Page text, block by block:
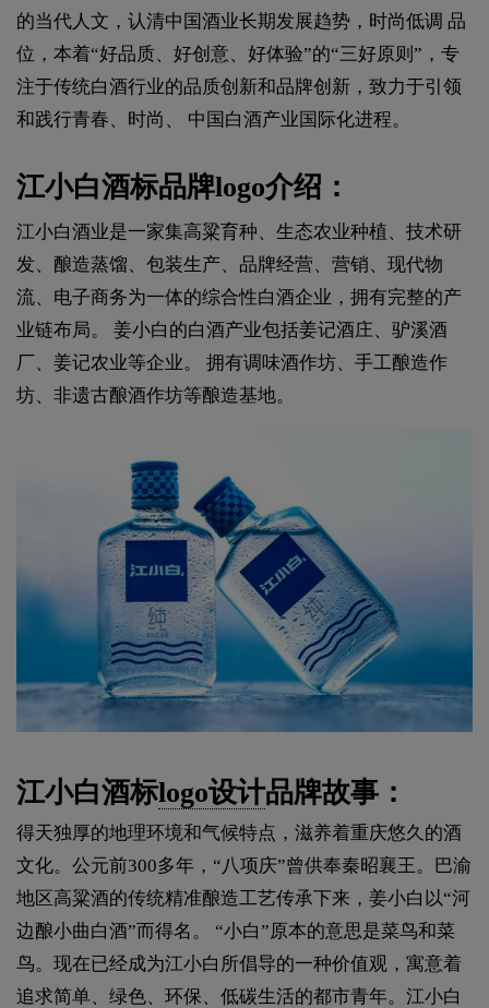
的当代人文，认清中国酒业长期发展趋势，时尚低调 品
位，本着“好品质、好创意、好体验”的“三好原则”，专
注于传统白酒行业的品质创新和品牌创新，致力于引领
和践行青春、时尚、 中国白酒产业国际化进程。
江小白酒标品牌logo介绍：
江小白酒业是一家集高粱育种、生态农业种植、技术研
发、酿造蒸馏、包装生产、品牌经营、营销、现代物
流、电子商务为一体的综合性白酒企业，拥有完整的产
业链布局。 姜小白的白酒产业包括姜记酒庄、驴溪酒
厂、姜记农业等企业。 拥有调味酒作坊、手工酿造作
坊、非遗古酿酒作坊等酿造基地。
江小白酒标logo设计品牌故事：
得天独厚的地理环境和气候特点，滋养着重庆悠久的酒
文化。公元前300多年，“八项庆”曾供奉秦昭襄王。巴渝
地区高粱酒的传统精准酿造工艺传承下来，姜小白以“河
边酿小曲白酒”而得名。 “小白”原本的意思是菜鸟和菜
鸟。现在已经成为江小白所倡导的一种价值观，寓意着
追求简单、绿色、环保、低碳生活的都市青年。江小白